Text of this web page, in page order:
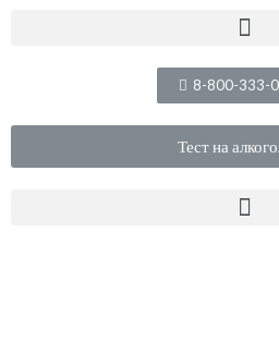
8-800-333-
Тест на